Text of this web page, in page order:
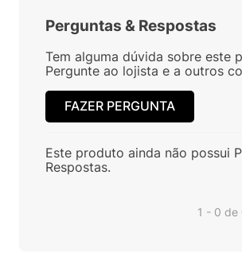
Perguntas & Respostas
Tem alguma dúvida sobre este
Pergunte ao lojista e a outros
FAZER PERGUNTA
Este produto ainda não possui
Respostas.
1 - 0de